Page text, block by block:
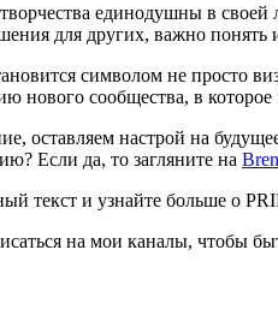
единодушны в
для других, важно
символом не просто
нового сообщества, в
оставляем настрой на
Если да, то загляните на
текст и узнайте больше о
на мои каналы, чтобы